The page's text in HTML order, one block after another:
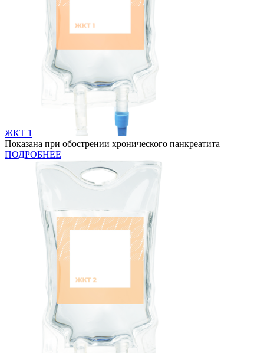
ЖКТ 1
Показана при обострении хронического панкреатита
ПОДРОБНЕЕ